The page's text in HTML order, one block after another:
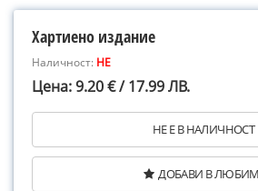
Хартиено издание
Наличност: НЕ
Цена: 9.20 € / 17.99 ЛВ.
НЕ Е В НАЛИЧНОСТ
ДОБАВИ В